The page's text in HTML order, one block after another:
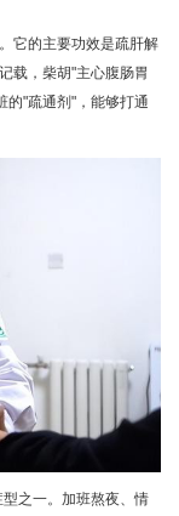
它的主要功效是疏肝解
载，柴胡"主心腹肠胃
的"疏通剂"，能够打通
之一。加班熬夜、情